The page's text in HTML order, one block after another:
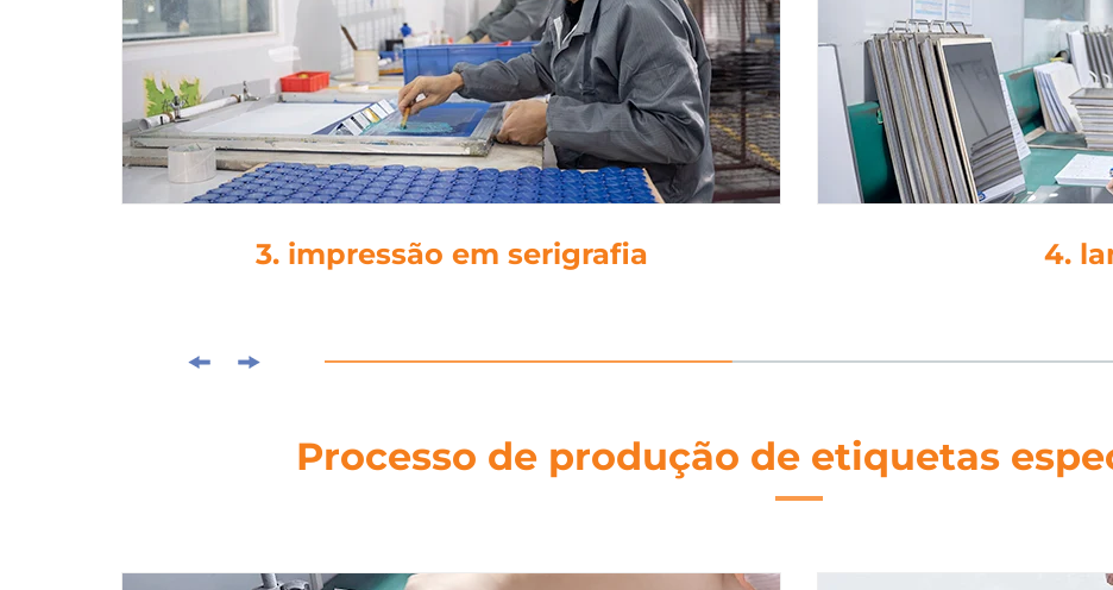
4. laminagem 5.
Processo de produção de etiquetas